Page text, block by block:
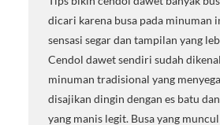
dicari karena busa pada minuman
sensasi segar dan tampilan yang
Cendol dawet sendiri sudah
minuman tradisional yang
disajikan dingin dengan es batu
yang manis legit. Busa yang